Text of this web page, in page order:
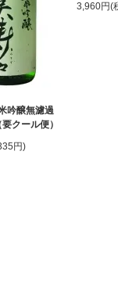
吟醸無濾過
クール便）
円)
3,960円(